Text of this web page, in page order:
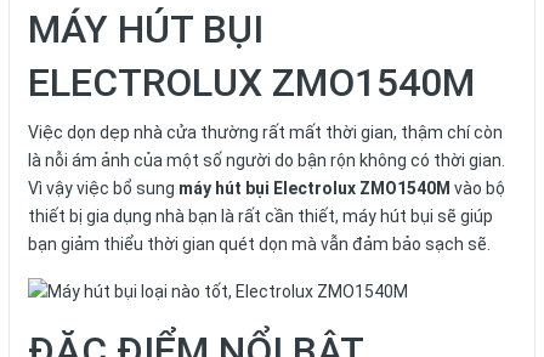
MÁY HÚT BỤI
ELECTROLUX ZMO1540M
Việc dọn dẹp nhà cửa thường rất mất thời gian, thậm chí còn
là nỗi ám ảnh của một số người do bận rộn không có thời gian.
Vì vậy việc bổ sung máy hút bụi Electrolux ZMO1540M vào bộ
thiết bị gia dụng nhà bạn là rất cần thiết, máy hút bụi sẽ giúp
bạn giảm thiểu thời gian quét dọn mà vẫn đảm bảo sạch sẽ.